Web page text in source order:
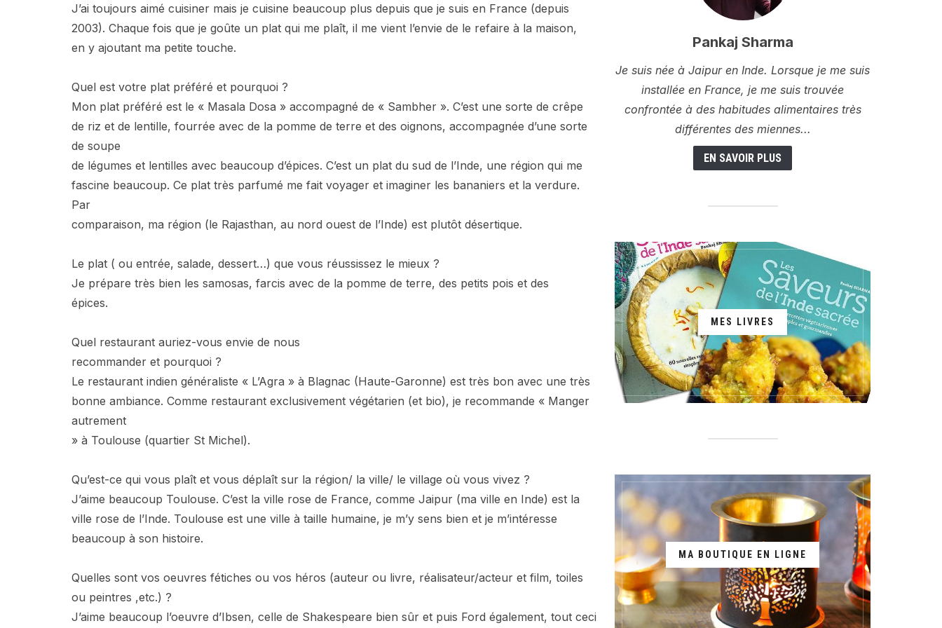
J’ai toujours aimé cuisiner mais je cuisine beaucoup plus depuis que je suis en France (depuis
2003). Chaque fois que je goûte un plat qui me plaît, il me vient l’envie de le refaire à la maison,
en y ajoutant ma petite touche.
Quel est votre plat préféré et pourquoi ?
Mon plat préféré est le « Masala Dosa » accompagné de « Sambher ». C’est une sorte de crêpe
de riz et de lentille, fourrée avec de la pomme de terre et des oignons, accompagnée d’une sorte
de soupe
de légumes et lentilles avec beaucoup d’épices. C’est un plat du sud de l’Inde, une région qui me
fascine beaucoup. Ce plat très parfumé me fait voyager et imaginer les bananiers et la verdure.
Par
comparaison, ma région (le Rajasthan, au nord ouest de l’Inde) est plutôt désertique.
Le plat ( ou entrée, salade, dessert…) que vous réussissez le mieux ?
Je prépare très bien les samosas, farcis avec de la pomme de terre, des petits pois et des
épices.
Quel restaurant auriez-vous envie de nous
recommander et pourquoi ?
Le restaurant indien généraliste « L’Agra » à Blagnac (Haute-Garonne) est très bon avec une très
bonne ambiance. Comme restaurant exclusivement végétarien (et bio), je recommande « Manger
autrement
» à Toulouse (quartier St Michel).
Qu’est-ce qui vous plaît et vous déplaît sur la région/ la ville/ le village où vous vivez ?
J’aime beaucoup Toulouse. C’est la ville rose de France, comme Jaipur (ma ville en Inde) est la
ville rose de l’Inde. Toulouse est une ville à taille humaine, je m’y sens bien et je m’intéresse
beaucoup à son histoire.
Quelles sont vos oeuvres fétiches ou vos héros (auteur ou livre, réalisateur/acteur et film, toiles
ou peintres ,etc.) ?
J’aime beaucoup l’oeuvre d’Ibsen, celle de Shakespeare bien sûr et puis Ford également, tout ceci
Pankaj Sharma
Je suis née à Jaipur en Inde. Lorsque je me suis
installée en France, je me suis trouvée
confrontée à des habitudes alimentaires très
différentes des miennes...
EN SAVOIR PLUS
MES LIVRES
MA BOUTIQUE EN LIGNE